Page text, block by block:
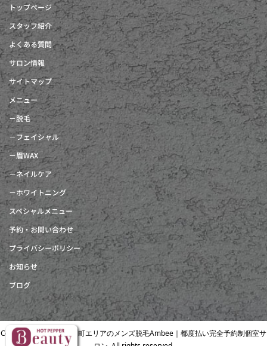
トップページ
スタッフ紹介
よくある質問
サロン情報
サイトマップ
メニュー
－脱毛
－フェイシャル
－眉WAX
－ネイルケア
－ホワイトニング
スペシャルメニュー
予約・お問い合わせ
プライバシーポリシー
お知らせ
ブログ
Copyright © 北浜・南森町エリアのメンズ脱毛Ambee｜都度払い完全予約制個室サ